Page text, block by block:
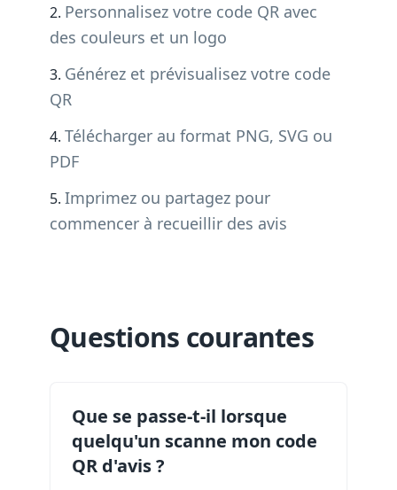
Personnalisez votre code QR avec
des couleurs et un logo
Générez et prévisualisez votre code
QR
Télécharger au format PNG, SVG ou
PDF
Imprimez ou partagez pour
commencer à recueillir des avis
Questions courantes
Que se passe-t-il lorsque
quelqu'un scanne mon code
QR d'avis ?